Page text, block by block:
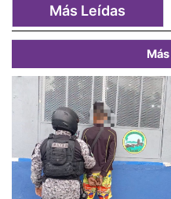
Más Leídas